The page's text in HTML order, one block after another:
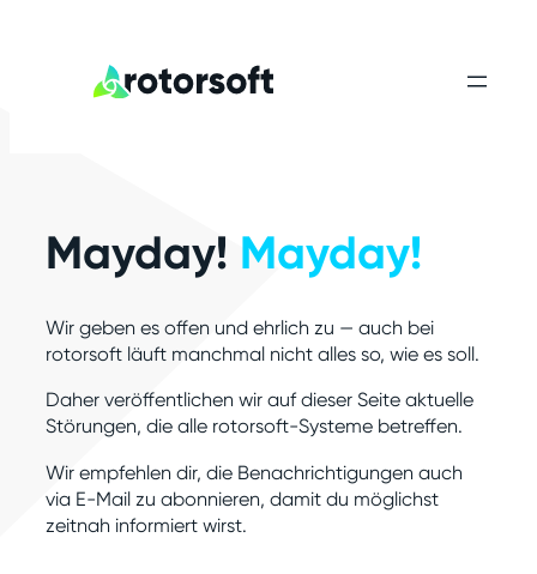
Mayday! Mayday!
Wir geben es offen und ehrlich zu — auch bei
rotorsoft läuft manchmal nicht alles so, wie es soll.
Daher veröffentlichen wir auf dieser Seite aktuelle
Störungen, die alle rotorsoft-Systeme betreffen.
Wir empfehlen dir, die Benachrichtigungen auch
via E-Mail zu abonnieren, damit du möglichst
zeitnah informiert wirst.